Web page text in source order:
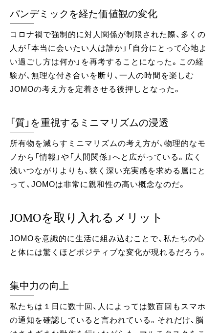
パンデミックを経た価値観の変化
コロナ禍で強制的に対人関係が制限された際、多くの
人が「本当に会いたい人は誰か」「自分にとって心地よ
い過ごし方は何か」を再考することになった。この経
験が、無理な付き合いを断り、一人の時間を楽しむ
JOMOの考え方を定着させる後押しとなった。
「質」を重視するミニマリズムの浸透
所有物を減らすミニマリズムの考え方が、物理的なモ
ノから「情報」や「人間関係」へと広がっている。広く
浅いつながりよりも、狭く深い充実感を求める層にと
って、JOMOは非常に親和性の高い概念なのだ。
JOMOを取り入れるメリット
JOMOを意識的に生活に組み込むことで、私たちの心
と体には驚くほどポジティブな変化が現れるだろう。
集中力の向上
私たちは１日に数十回、人によっては数百回もスマホ
の通知を確認していると言われている。それだけ、脳